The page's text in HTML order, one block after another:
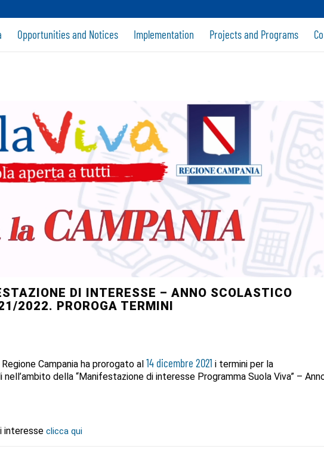
Opportunities and Notices Implementation Projects and Programs
DI INTERESSE – ANNO SCOLASTICO
2022. PROROGA TERMINI
Campania ha prorogato al 14 dicembre 2021 i termini per la
della “Manifestazione di interesse Programma Suola Viva” –
interesse clicca qui